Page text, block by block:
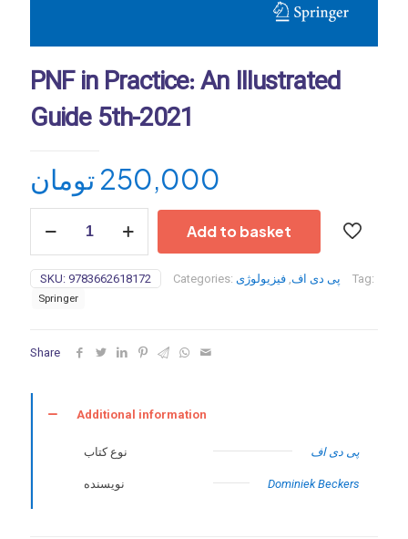
PNF in Practice: An Illustrated
Guide 5th-2021
250,000تومان
An
Illustrated
Guide
quantity
Add to basket
SKU: 9783662618172 Categories: پی دی اف فیزیولوژی Tag:
Springer
Share
Additional information
نوع کتاب پی دی اف
نویسنده Dominiek Beckers